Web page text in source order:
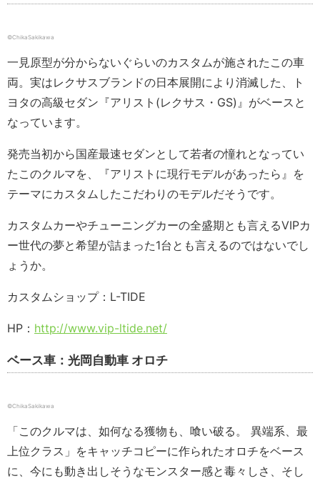
©ChikaSakikawa
一見原型が分からないぐらいのカスタムが施されたこの車
両。実はレクサスブランドの日本展開により消滅した、ト
ヨタの高級セダン『アリスト(レクサス・GS)』がベースと
なっています。
発売当初から国産最速セダンとして若者の憧れとなってい
たこのクルマを、『アリストに現行モデルがあったら』を
テーマにカスタムしたこだわりのモデルだそうです。
カスタムカーやチューニングカーの全盛期とも言えるVIPカ
ー世代の夢と希望が詰まった1台とも言えるのではないでし
ょうか。
カスタムショップ：L-TIDE
HP： http://www.vip-ltide.net/
ベース車：光岡自動車 オロチ
©ChikaSakikawa
「このクルマは、如何なる獲物も、喰い破る。 異端系、最
上位クラス」をキャッチコピーに作られたオロチをベース
に、今にも動き出しそうなモンスター感と毒々しさ、そし